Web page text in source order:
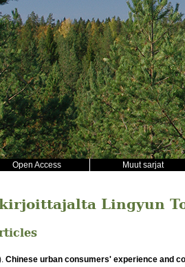
Open Access Muut sarjat
Lingyun
Chinese urban consumers' experience and